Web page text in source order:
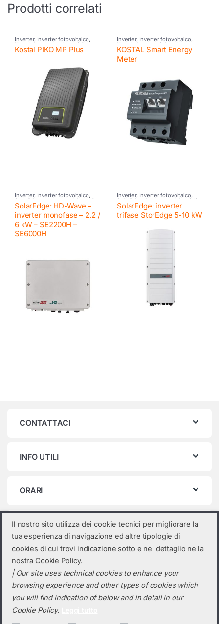
Prodotti correlati
Inverter, Inverter fotovoltaico,
Kostal Inverter residenziali
Kostal, Inverter ibrido ,Kostal
Kostal PIKO MP Plus
Inverter, Inverter fotovoltaico,
Kostal Accessori Kostal
KOSTAL Smart Energy
Meter
Inverter, Inverter fotovoltaico,
SolarEdge Inverter residenziali
SE, Inverter ibrido,SolarEdge
SolarEdge: HD-Wave –
inverter monofase – 2.2 /
6 kW – SE2200H –
SE6000H
Inverter, Inverter fotovoltaico,
SolarEdge Inverter residenziali
SE, Inverter ibrido,SolarEdge
Retrofit SolarEdge
SolarEdge: inverter
trifase StorEdge 5-10 kW
CONTATTACI
INFO UTILI
ORARI
Categorie prodotto
×
Inverter commerciali Sungrow
Il nostro sito utilizza dei cookie tecnici per migliorare la
tua esperienza di navigazione ed altre tipologie di
cookies di cui trovi indicazione sotto e nel dettaglio nella
nostra Cookie Policy.
| Our site uses technical cookies to enhance your
browsing experience and other types of cookies which
you will find indication of below and in detail in our
Cookie Policy.